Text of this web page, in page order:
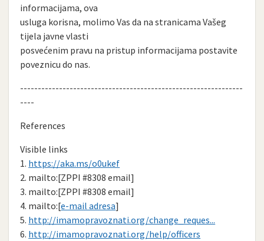
informacijama, ova
usluga korisna, molimo Vas da na stranicama Vašeg
tijela javne vlasti
posvećenim pravu na pristup informacijama postavite
poveznicu do nas.
---------------------------------------------------------------
----
References
Visible links
1. https://aka.ms/o0ukef
2. mailto:[ZPPI #8308 email]
3. mailto:[ZPPI #8308 email]
4. mailto:[e-mail adresa]
5. http://imamopravoznati.org/change_reques...
6. http://imamopravoznati.org/help/officers